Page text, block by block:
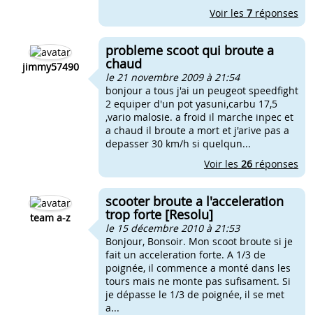
Voir les 7 réponses
jimmy57490
probleme scoot qui broute a
chaud
le 21 novembre 2009 à 21:54
bonjour a tous j'ai un peugeot speedfight
2 equiper d'un pot yasuni,carbu 17,5
,vario malosie. a froid il marche inpec et
a chaud il broute a mort et j'arive pas a
depasser 30 km/h si quelqun...
Voir les 26 réponses
team a-z
scooter broute a l'acceleration
trop forte [Resolu]
le 15 décembre 2010 à 21:53
Bonjour, Bonsoir. Mon scoot broute si je
fait un acceleration forte. A 1/3 de
poignée, il commence a monté dans les
tours mais ne monte pas sufisament. Si
je dépasse le 1/3 de poignée, il se met
a...